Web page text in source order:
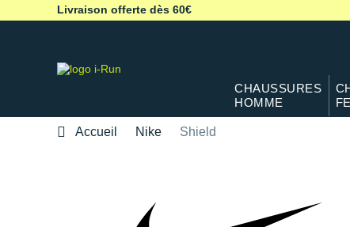
Livraison offerte dès 60€
CHAUSSURES
HOMME
Accueil Nike Shield